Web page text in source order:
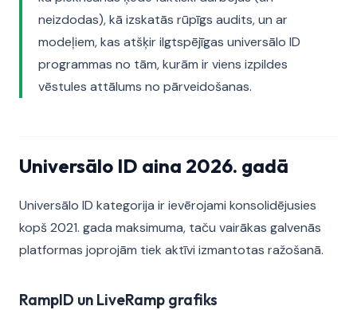
neizdodas), kā izskatās rūpīgs audits, un ar
modeļiem, kas atšķir ilgtspējīgas universālo ID
programmas no tām, kurām ir viens izpildes
vēstules attālums no pārveidošanas.
Universālo ID aina 2026. gadā
Universālo ID kategorija ir ievērojami konsolidējusies
kopš 2021. gada maksimuma, taču vairākas galvenās
platformas joprojām tiek aktīvi izmantotas ražošanā.
RampID un LiveRamp grafiks